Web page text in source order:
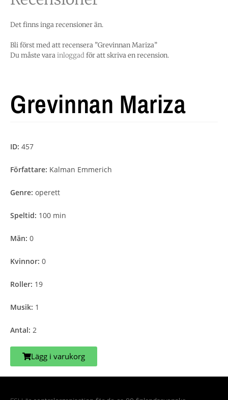
Det finns inga recensioner än.
Bli först med att recensera ”Grevinnan Mariza”
Du måste varainloggadför att skriva en recension.
Grevinnan Mariza
ID: 457
Författare: Kalman Emmerich
Genre: operett
Speltid: 100 min
Män: 0
Kvinnor: 0
Roller: 19
Musik: 1
Antal: 2
Lägg i varukorg